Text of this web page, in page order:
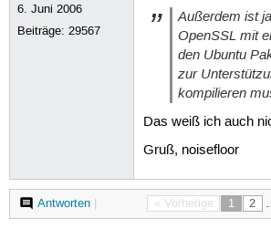
6. Juni 2006
Beiträge:29567
Außerdem ist
OpenSSL mit
den Ubuntu
zur
kompilieren
Das weiß ich auch
Gruß, noisefloor
« Vorherige 1 2
Antworten|